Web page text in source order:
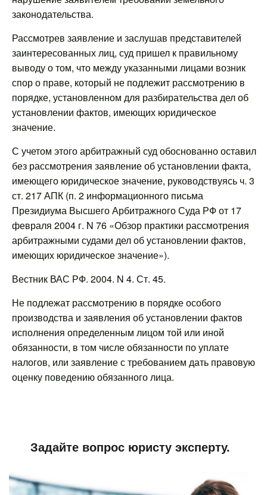
законодательства.
Рассмотрев заявление и заслушав представителей
заинтересованных лиц, суд пришел к правильному
выводу о том, что между указанными лицами возник
спор о праве, который не подлежит рассмотрению в
порядке, установленном для разбирательства дел об
установлении фактов, имеющих юридическое
значение.
С учетом этого арбитражный суд обоснованно оставил
без рассмотрения заявление об установлении факта,
имеющего юридическое значение, руководствуясь ч. 3
ст. 217 АПК (п. 2 информационного письма
Президиума Высшего Арбитражного Суда РФ от 17
февраля 2004 г. N 76 «Обзор практики рассмотрения
арбитражными судами дел об установлении фактов,
имеющих юридическое значение»).
Вестник ВАС РФ. 2004. N 4. Ст. 45.
Не подлежат рассмотрению в порядке особого
производства и заявления об установлении фактов
исполнения определенным лицом той или иной
обязанности, в том числе обязанности по уплате
налогов, или заявление с требованием дать правовую
оценку поведению обязанного лица.
Задайте вопрос юристу эксперту.